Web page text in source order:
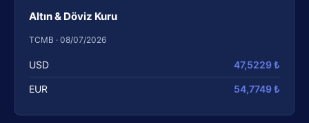
Altın & Döviz Kuru
TCMB · 08/07/2026
USD 47,5229 ₺
EUR 54,7749 ₺